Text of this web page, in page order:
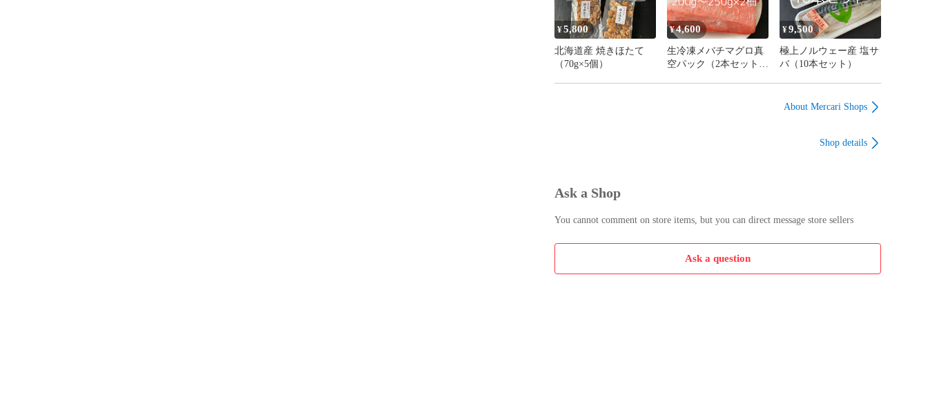
¥5,800
北海道産 焼きほたて
（70g×5個）
¥4,600
生冷凍メバチマグロ真
空パック（2本セット）
¥9,500
極上ノルウェー産 塩サ
バ（10本セット）
About Mercari Shops
Shop details
Ask a Shop
You cannot comment on store items, but you can direct message store sellers
Ask a question